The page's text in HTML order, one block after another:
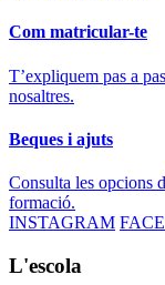
Com matricular-te
T’expliquem pas a
nosaltres.
Beques i ajuts
Consulta les opcions
formació.
INSTAGRAM
L'escola